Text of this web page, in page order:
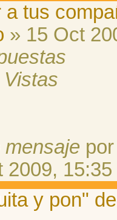
a tus
» 15 Oct
Vistas
mensaje
2009, 15:35
y pon"